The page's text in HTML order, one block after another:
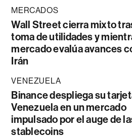
MERCADOS
Wall Street cierra mixto
toma de utilidades y
mercado evalúa avances
Irán
VENEZUELA
Binance despliega su
Venezuela en un mercado
impulsado por el auge de
stablecoins